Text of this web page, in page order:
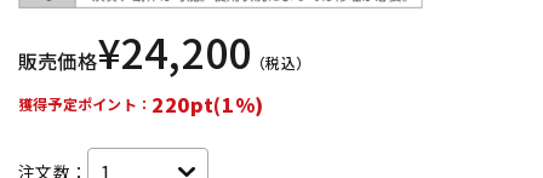
販売価格¥24,200 （税込）
獲得予定ポイント： 220pt(1%)
注文数：